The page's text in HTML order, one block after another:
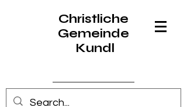
Christliche
Gemeinde
Kundl
Anmelden